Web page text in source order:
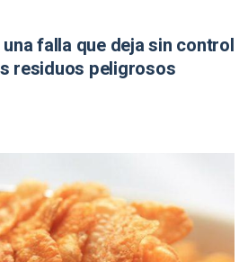
falla que deja sin control
residuos peligrosos